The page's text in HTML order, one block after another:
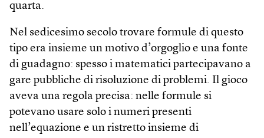
quarta.
Nel sedicesimo secolo trovare formule di questo
tipo era insieme un motivo d’orgoglio e una fonte
di guadagno: spesso i matematici partecipavano a
gare pubbliche di risoluzione di problemi. Il gioco
aveva una regola precisa: nelle formule si
potevano usare solo i numeri presenti
nell’equazione e un ristretto insieme di